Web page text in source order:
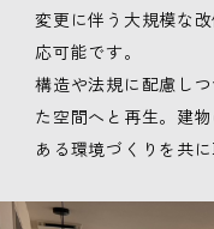
変更に伴う大規模な
応可能です。
構造や法規に配慮し
た空間へと再生。建
ある環境づくりを共に